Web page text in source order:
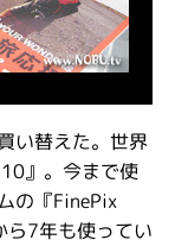
い替えた。世界
』。今まで使
の『FinePix
7年も使ってい